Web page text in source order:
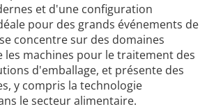
et d'une configuration
pour des grands événements de
concentre sur des domaines
les machines pour le traitement des
d'emballage, et présente des
y compris la technologie
le secteur alimentaire.